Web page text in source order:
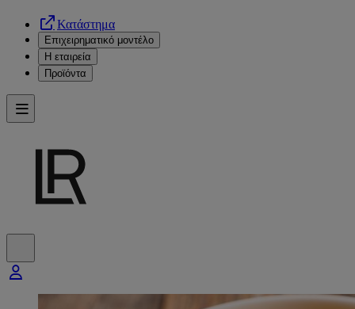
Κατάστημα
Επιχειρηματικό μοντέλο
Η εταιρεία
Προϊόντα